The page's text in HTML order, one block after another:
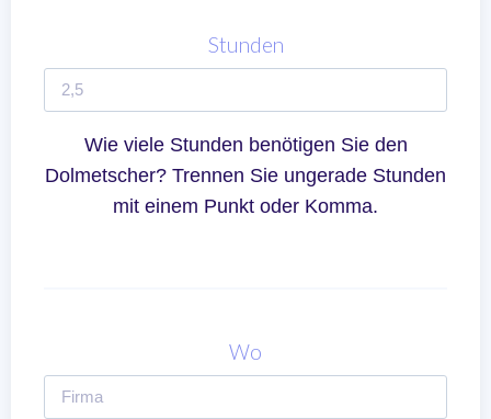
Stunden
Wie viele Stunden benötigen Sie den
Dolmetscher? Trennen Sie ungerade Stunden
mit einem Punkt oder Komma.
Wo